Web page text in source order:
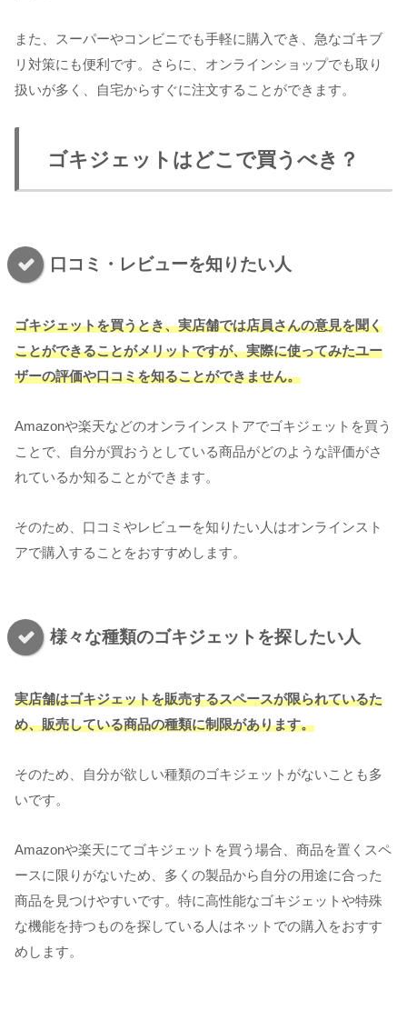
また、スーパーやコンビニでも手軽に購入でき、急なゴキブ
リ対策にも便利です。さらに、オンラインショップでも取り
扱いが多く、自宅からすぐに注文することができます。
ゴキジェットはどこで買うべき？
口コミ・レビューを知りたい人
ゴキジェットを買うとき、実店舗では店員さんの意見を聞く
ことができることがメリットですが、実際に使ってみたユー
ザーの評価や口コミを知ることができません。
Amazonや楽天などのオンラインストアでゴキジェットを買う
ことで、自分が買おうとしている商品がどのような評価がさ
れているか知ることができます。
そのため、口コミやレビューを知りたい人はオンラインスト
アで購入することをおすすめします。
様々な種類のゴキジェットを探したい人
実店舗はゴキジェットを販売するスペースが限られているた
め、販売している商品の種類に制限があります。
そのため、自分が欲しい種類のゴキジェットがないことも多
いです。
Amazonや楽天にてゴキジェットを買う場合、商品を置くスペ
ースに限りがないため、多くの製品から自分の用途に合った
商品を見つけやすいです。特に高性能なゴキジェットや特殊
な機能を持つものを探している人はネットでの購入をおすす
めします。